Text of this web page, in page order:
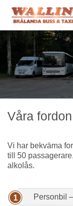
Våra fordon
Vi har bekväma
till 50
alkolås.
Personbil